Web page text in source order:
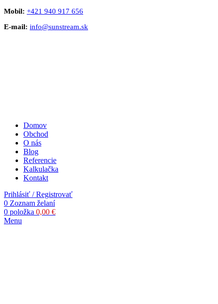
Mobil: +421 940 917 656
E-mail: info@sunstream.sk
Domov
Obchod
O nás
Blog
Referencie
Kalkulačka
Kontakt
Prihlásiť / Registrovať
0 Zoznam želaní
0 položka 0,00 €
Menu